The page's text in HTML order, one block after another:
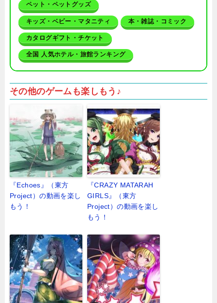
ペット・ペットグッズ
キッズ・ベビー・マタニティ 本・雑誌・コミック
カタログギフト・チケット
全国 人気ホテル・旅館ランキング
その他のゲームも楽しもう♪
『Echoes』（東方
Project）の動画を楽し
もう！
『CRAZY MATARAH
GIRLS』（東方
Project）の動画を楽し
もう！